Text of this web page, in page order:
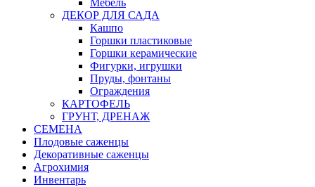
Мебель
ДЕКОР ДЛЯ САДА
Кашпо
Горшки пластиковые
Горшки керамические
Фигурки, игрушки
Пруды, фонтаны
Ограждения
КАРТОФЕЛЬ
ГРУНТ, ДРЕНАЖ
СЕМЕНА
Плодовые саженцы
Декоративные саженцы
Агрохимия
Инвентарь